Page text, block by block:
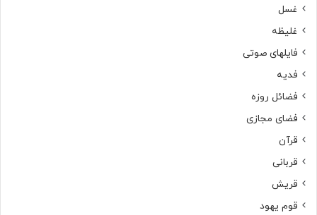
غسل
غلیظه
فایلهای صوتی
فدیه
فضائل روزه
فضای مجازی
قرآن
قربانی
قریش
قوم یهود